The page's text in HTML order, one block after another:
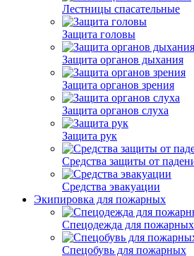
Лестницы спасательные
Защита головы
Защита органов дыхания
Защита органов зрения
Защита органов слуха
Защита рук
Средства защиты от
Средства эвакуации
Экипировка для пожарных
Спецодежда для пожарных
Спецобувь для пожарных